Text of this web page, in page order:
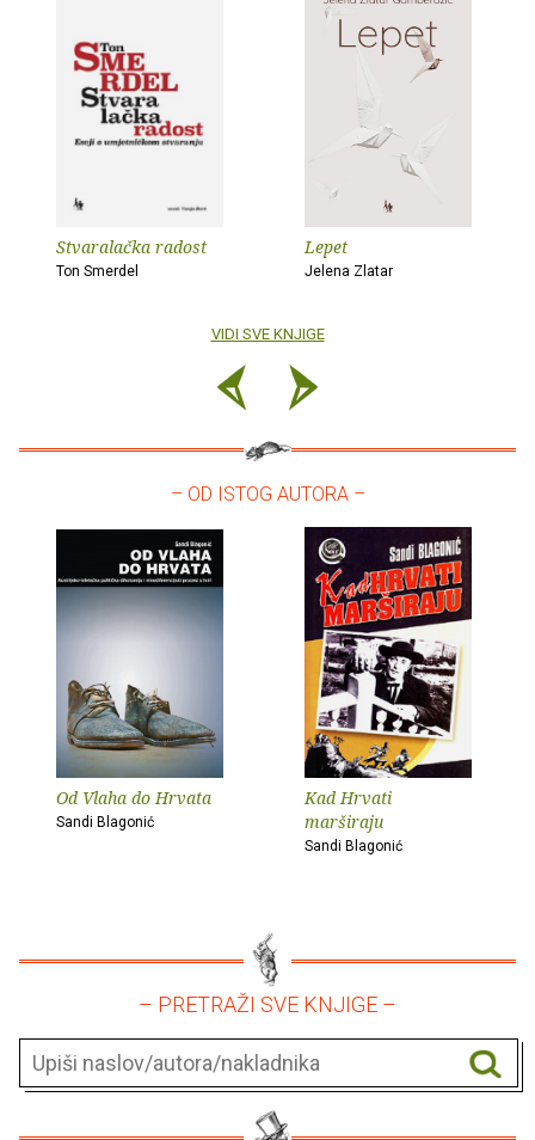
Stvaralačka radost
Ton Smerdel
Lepet
Jelena Zlatar
VIDI SVE KNJIGE
– OD ISTOG AUTORA –
Od Vlaha do Hrvata
Sandi Blagonić
Kad Hrvati
marširaju
Sandi Blagonić
– PRETRAŽI SVE KNJIGE –